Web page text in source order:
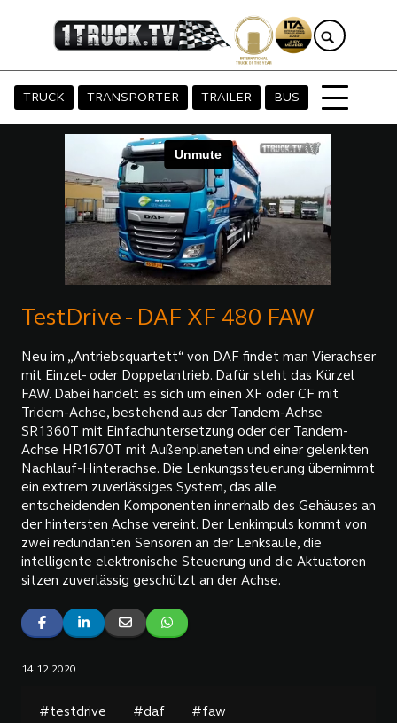
TRUCK TRANSPORTER TRAILER BUS
TestDrive - DAF XF 480 FAW
Neu im „Antriebsquartett“ von DAF findet man Vierachser
mit Einzel- oder Doppelantrieb. Dafür steht das Kürzel
FAW. Dabei handelt es sich um einen XF oder CF mit
Tridem-Achse, bestehend aus der Tandem-Achse
SR1360T mit Einfachuntersetzung oder der Tandem-
Achse HR1670T mit Außenplaneten und einer gelenkten
Nachlauf-Hinterachse. Die Lenkungssteuerung übernimmt
ein extrem zuverlässiges System, das alle
entscheidenden Komponenten innerhalb des Gehäuses an
der hintersten Achse vereint. Der Lenkimpuls kommt von
zwei redundanten Sensoren an der Lenksäule, die
intelligente elektronische Steuerung und die Aktuatoren
sitzen zuverlässig geschützt an der Achse.
14.12.2020
#testdrive #daf #faw